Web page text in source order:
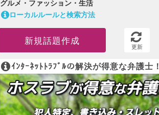
グルメ・ファッション・生活
ローカルルールと検索方法
新規話題作成
更新
ｲﾝﾀｰﾈｯﾄﾄﾗﾌﾞﾙの解決が得意な弁護士！